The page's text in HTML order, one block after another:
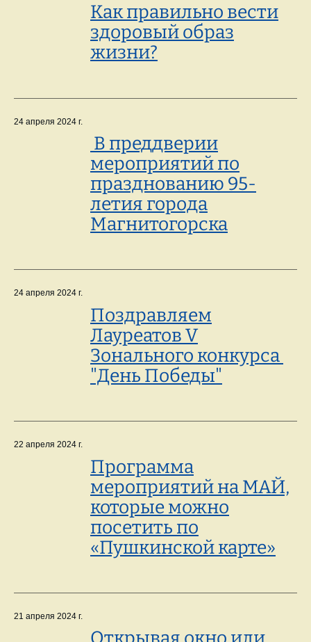
Как правильно вести
здоровый образ
жизни?
24 апреля 2024 г.
В преддверии
мероприятий по
празднованию 95-
летия города
Магнитогорска
24 апреля 2024 г.
Поздравляем
Лауреатов V
Зонального конкурса
"День Победы"
22 апреля 2024 г.
Программа
мероприятий на МАЙ,
которые можно
посетить по
«Пушкинской карте»
21 апреля 2024 г.